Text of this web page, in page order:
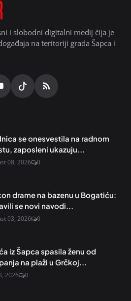
i slobodni digitalni medij čija je
na teritoriji grada Šapca i
se onesvestila na radnom
zaposleni ukazuju...
08, 2026 0
drame na bazenu u Bogatiću:
se novi navodi...
03, 2026 0
iz Šapca spasila ženu od
na plaži u Grčkoj...
2026 0